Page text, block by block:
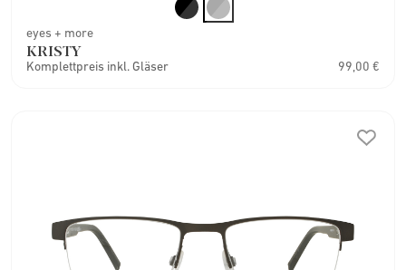
eyes + more
KRISTY
Komplettpreis inkl. Gläser 99,00 €